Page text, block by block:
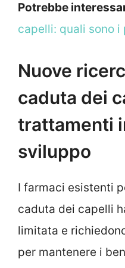
Potrebbe
capelli: quali sono
Nuove
caduta dei
trattamenti
sviluppo
I farmaci esistenti
caduta dei capelli
limitata e
per mantenere i